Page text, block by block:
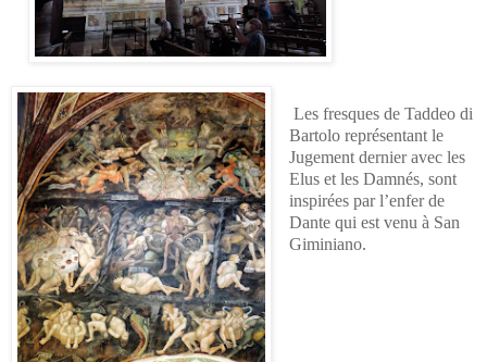
Les fresques de Taddeo di
Bartolo représentant le
Jugement dernier avec les
Elus et les Damnés, sont
inspirées par l’enfer de
Dante qui est venu à San
Giminiano.